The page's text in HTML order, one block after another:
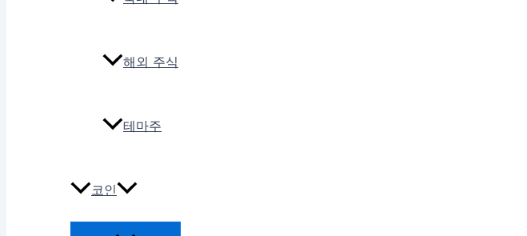
해외 주식
테마주
코인